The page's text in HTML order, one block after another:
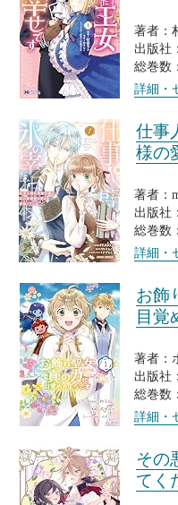
著者：
出版社
総巻数
詳細・
仕事
様の
著者：
出版社
総巻数
詳細・
お飾
目覚
著者：
出版社
総巻数
詳細・
その
てく